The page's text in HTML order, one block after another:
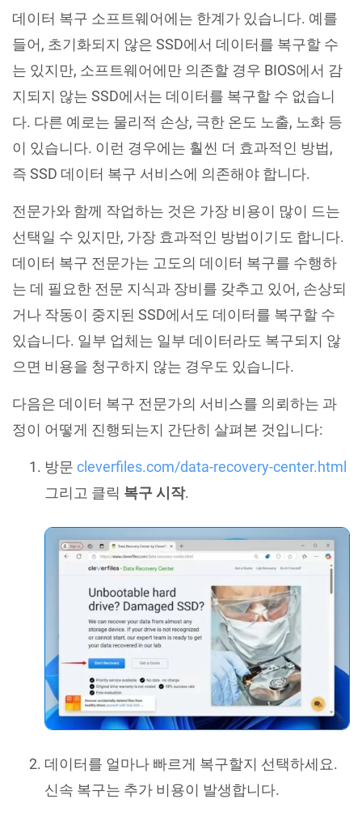
데이터 복구 소프트웨어에는 한계가 있습니다. 예를
들어, 초기화되지 않은 SSD에서 데이터를 복구할 수
는 있지만, 소프트웨어에만 의존할 경우 BIOS에서 감
지되지 않는 SSD에서는 데이터를 복구할 수 없습니
다. 다른 예로는 물리적 손상, 극한 온도 노출, 노화 등
이 있습니다. 이런 경우에는 훨씬 더 효과적인 방법,
즉 SSD 데이터 복구 서비스에 의존해야 합니다.
전문가와 함께 작업하는 것은 가장 비용이 많이 드는
선택일 수 있지만, 가장 효과적인 방법이기도 합니다.
데이터 복구 전문가는 고도의 데이터 복구를 수행하
는 데 필요한 전문 지식과 장비를 갖추고 있어, 손상되
거나 작동이 중지된 SSD에서도 데이터를 복구할 수
있습니다. 일부 업체는 일부 데이터라도 복구되지 않
으면 비용을 청구하지 않는 경우도 있습니다.
다음은 데이터 복구 전문가의 서비스를 의뢰하는 과
정이 어떻게 진행되는지 간단히 살펴본 것입니다:
방문 cleverfiles.com/data-recovery-center.html
그리고 클릭 복구 시작.
데이터를 얼마나 빠르게 복구할지 선택하세요.
신속 복구는 추가 비용이 발생합니다.